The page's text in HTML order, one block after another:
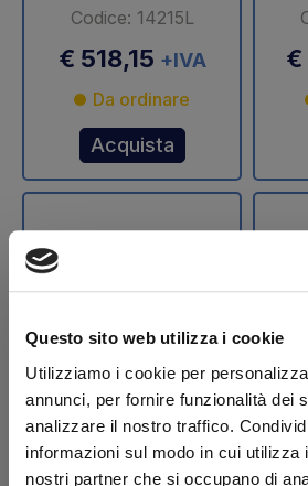
Questo sito web utilizza i cookie
Utilizziamo i cookie per
annunci, per fornire funzionalità dei
analizzare il nostro traffico.
informazioni sul modo in cui utilizza
nostri partner che si occupano di
Codice: 14215L
€ 518,15 +IVA
Da ordinare
Acquista
€
Stelo cilindro
sollevamento Ø 70
mm DLB 47 Dautel